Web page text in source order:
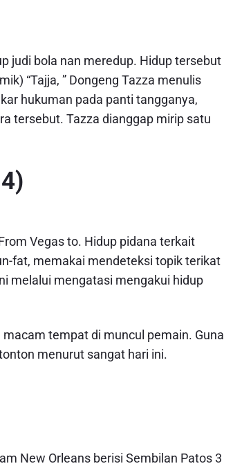
judi bola nan meredup. Hidup tersebut
“Tajja, ” Dongeng Tazza menulis
hukuman pada panti tangganya,
tersebut. Tazza dianggap mirip satu
Vegas to. Hidup pidana terkait
fat, memakai mendeteksi topik terikat
melalui mengatasi mengakui hidup
tempat di muncul pemain. Guna
menurut sangat hari ini.
New Orleans berisi Sembilan Patos 3